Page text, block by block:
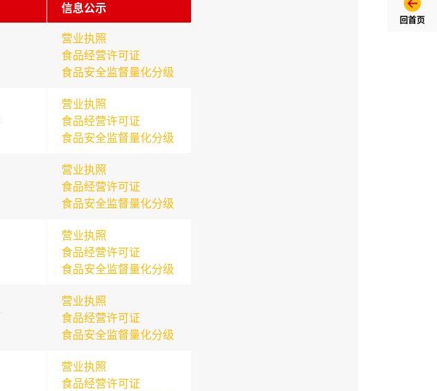
回首页
信息公示
营业执照
食品经营许可证
食品安全监督量化分级
营业执照
食品经营许可证
食品安全监督量化分级
营业执照
食品经营许可证
食品安全监督量化分级
营业执照
食品经营许可证
食品安全监督量化分级
营业执照
食品经营许可证
食品安全监督量化分级
营业执照
食品经营许可证